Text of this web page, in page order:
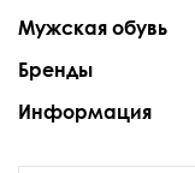
Мужская обувь
Бренды
Информация